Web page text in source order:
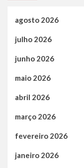
agosto 2026
julho 2026
junho 2026
maio 2026
abril 2026
março 2026
fevereiro 2026
janeiro 2026